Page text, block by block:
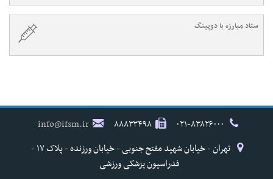
ستاد مبارزه با دوپینگ
۸۸۸۳۳۴۹۸
info@ifsm.ir
تهران - خیابان شهید مفتح جنوبی - خیابان ورزنده - پلاک ۱۷ -
فدراسیون پزشکی ورزشی